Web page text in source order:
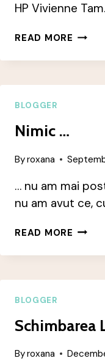
HP Vivienne
READ MORE
HP
TAM
BLOGGER
Nimic …
Byroxana
… nu am mai
nu am avut ce,
READ MORE NIMIC
BLOGGER
Schimbarea
Byroxana